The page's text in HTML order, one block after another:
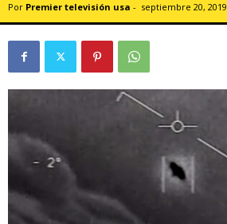
Por Premier televisión usa - septiembre 20, 2019